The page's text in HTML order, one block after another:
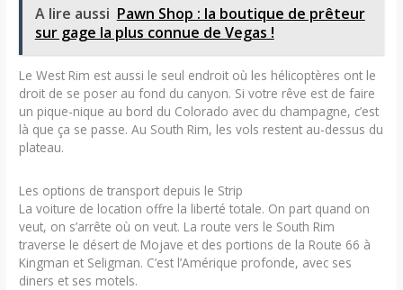
A lire aussi Pawn Shop : la boutique de prêteur
sur gage la plus connue de Vegas !
Le West Rim est aussi le seul endroit où les hélicoptères ont le
droit de se poser au fond du canyon. Si votre rêve est de faire
un pique-nique au bord du Colorado avec du champagne, c’est
là que ça se passe. Au South Rim, les vols restent au-dessus du
plateau.
Les options de transport depuis le Strip
La voiture de location offre la liberté totale. On part quand on
veut, on s’arrête où on veut. La route vers le South Rim
traverse le désert de Mojave et des portions de la Route 66 à
Kingman et Seligman. C’est l’Amérique profonde, avec ses
diners et ses motels.